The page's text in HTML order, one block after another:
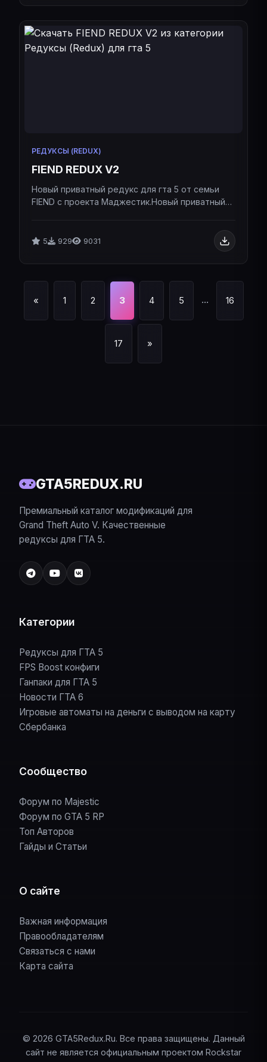
РЕДУКСЫ (REDUX)
FIEND REDUX V2
Новый приватный редукс для гта 5 от семьи
FIEND с проекта Маджестик.Новый приватный
5 929 9031
« 1 2 3 4 5 ... 16
17 »
GTA5REDUX.RU
Премиальный каталог модификаций для
Grand Theft Auto V. Качественные
редуксы для ГТА 5.
Категории
Редуксы для ГТА 5
FPS Boost конфиги
Ганпаки для ГТА 5
Новости ГТА 6
Игровые автоматы на деньги с выводом на карту
Сбербанка
Сообщество
Форум по Majestic
Форум по GTA 5 RP
Топ Авторов
Гайды и Статьи
О сайте
Важная информация
Правообладателям
Связаться с нами
Карта сайта
© 2026 GTA5Redux.Ru. Все права защищены. Данный
сайт не является официальным проектом Rockstar